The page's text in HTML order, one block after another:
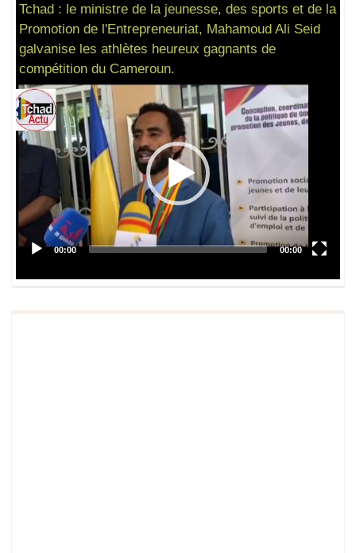
Tchad : le ministre de la jeunesse, des sports et de la
Promotion de l'Entrepreneuriat, Mahamoud Ali Seid
galvanise les athlètes heureux gagnants de
compétition du Cameroun.